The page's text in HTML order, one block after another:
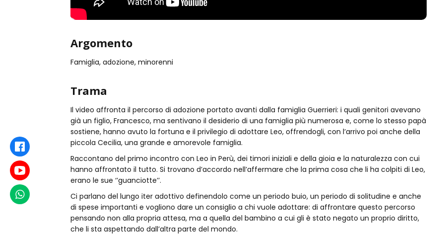
Argomento
Famiglia, adozione, minorenni
Trama
Il video affronta il percorso di adozione portato avanti dalla famiglia Guerrieri: i quali genitori avevano
già un figlio, Francesco, ma sentivano il desiderio di una famiglia più numerosa e, come lo stesso papà
sostiene, hanno avuto la fortuna e il privilegio di adottare Leo, offrendogli, con l’arrivo poi anche della
piccola Cecilia, una grande e amorevole famiglia.
Raccontano del primo incontro con Leo in Perù, dei timori iniziali e della gioia e la naturalezza con cui
hanno affrontato il tutto. Si trovano d’accordo nell’affermare che la prima cosa che li ha colpiti di Leo,
erano le sue ‘’guanciotte’’.
Ci parlano del lungo iter adottivo definendolo come un periodo buio, un periodo di solitudine e anche
di spese importanti e vogliono dare un consiglio a chi vuole adottare: di affrontare questo percorso
pensando non alla propria attesa, ma a quella del bambino a cui gli è stato negato un proprio diritto,
che li sta aspettando dall’altra parte del mondo.